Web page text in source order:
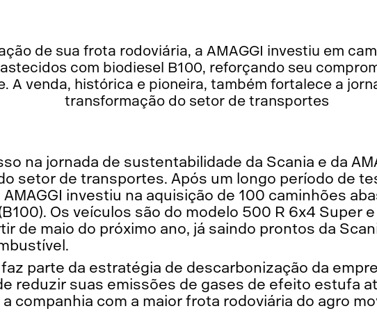
de sua frota rodoviária, a AMAGGI investiu em
com biodiesel B100, reforçando seu
A venda, histórica e pioneira, também fortalece a
transformação do setor de transportes
na jornada de sustentabilidade da Scania e da
setor de transportes. Após um longo período de
investiu na aquisição de 100 caminhões
Os veículos são do modelo 500 R 6x4 Super
de maio do próximo ano, já saindo prontos da
faz parte da estratégia de descarbonização da
reduzir suas emissões de gases de efeito estufa
a companhia com a maior frota rodoviária do agro